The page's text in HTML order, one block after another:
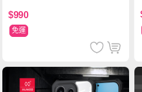
$990
免運